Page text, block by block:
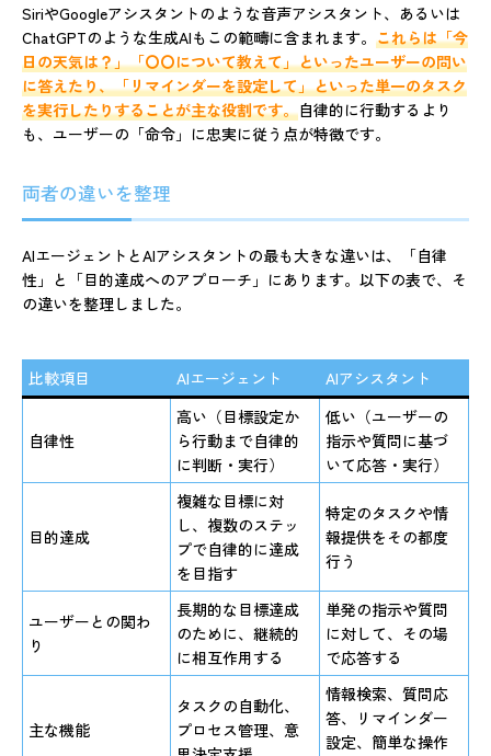
SiriやGoogleアシスタントのような音声アシスタント、あるいは
ChatGPTのような生成AIもこの範疇に含まれます。 これらは「今
日の天気は？」「〇〇について教えて」といったユーザーの問い
に答えたり、「リマインダーを設定して」といった単一のタスク
を実行したりすることが主な役割です。自律的に行動するより
も、ユーザーの「命令」に忠実に従う点が特徴です。
両者の違いを整理
AIエージェントとAIアシスタントの最も大きな違いは、「自律
性」と「目的達成へのアプローチ」にあります。以下の表で、そ
の違いを整理しました。
比較項目 AIエージェント AIアシスタント
自律性
高い（目標設定か
ら行動まで自律的
に判断・実行）
低い（ユーザーの
指示や質問に基づ
いて応答・実行）
目的達成
複雑な目標に対
し、複数のステッ
プで自律的に達成
を目指す
特定のタスクや情
報提供をその都度
行う
ユーザーとの関わ
り
長期的な目標達成
のために、継続的
に相互作用する
単発の指示や質問
に対して、その場
で応答する
主な機能
タスクの自動化、
プロセス管理、意
情報検索、質問応
答、リマインダー
設定、簡単な操作